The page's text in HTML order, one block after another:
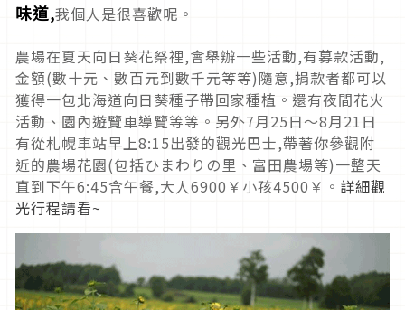
味道,我個人是很喜歡呢。
農場在夏天向日葵花祭裡,會舉辦一些活動,有募款活動,
金額(數十元、數百元到數千元等等)隨意,捐款者都可以
獲得一包北海道向日葵種子帶回家種植。還有夜間花火
活動、園內遊覽車導覽等等。另外7月25日～8月21日
有從札幌車站早上8:15出發的觀光巴士,帶著你參觀附
近的農場花園(包括ひまわりの里、富田農場等)一整天
直到下午6:45含午餐,大人6900￥小孩4500￥。 詳細觀
光行程請看~